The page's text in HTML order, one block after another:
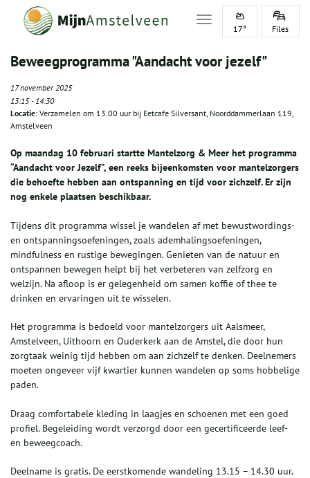
Toggle navigation
17° Files
Beweegprogramma "Aandacht voor jezelf"
17 november 2025
13:15-14:30
Locatie: Verzamelen om 13.00 uur bij Eetcafe Silversant, Noorddammerlaan 119,
Amstelveen
Op maandag 10 februari startte Mantelzorg & Meer het programma
“Aandacht voor Jezelf”, een reeks bijeenkomsten voor mantelzorgers
die behoefte hebben aan ontspanning en tijd voor zichzelf. Er zijn
nog enkele plaatsen beschikbaar.
Tijdens dit programma wissel je wandelen af met bewustwordings-
en ontspanningsoefeningen, zoals ademhalingsoefeningen,
mindfulness en rustige bewegingen. Genieten van de natuur en
ontspannen bewegen helpt bij het verbeteren van zelfzorg en
welzijn. Na afloop is er gelegenheid om samen koffie of thee te
drinken en ervaringen uit te wisselen.
Het programma is bedoeld voor mantelzorgers uit Aalsmeer,
Amstelveen, Uithoorn en Ouderkerk aan de Amstel, die door hun
zorgtaak weinig tijd hebben om aan zichzelf te denken. Deelnemers
moeten ongeveer vijf kwartier kunnen wandelen op soms hobbelige
paden.
Draag comfortabele kleding in laagjes en schoenen met een goed
profiel. Begeleiding wordt verzorgd door een gecertificeerde leef-
en beweegcoach.
Deelname is gratis. De eerstkomende wandeling 13.15 – 14.30 uur.